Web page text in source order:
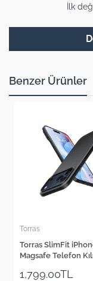
İlk
Benzer Ürünler
Keephone
Keephone Apple
Pro Innova HD Cam
1,299.00TL